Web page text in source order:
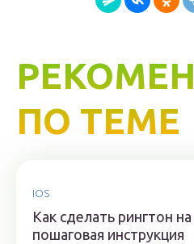
ПО ТЕМЕ
IOS
Как сделать рингтон
пошаговая инструкция